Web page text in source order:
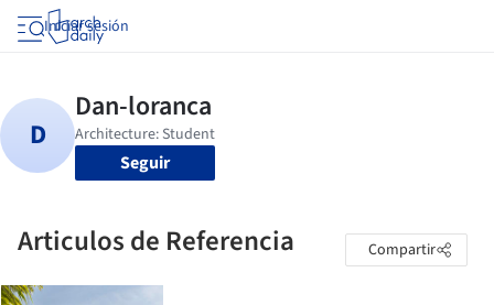
Iniciar sesión
Seguir
Articulos de Referencia Compartir